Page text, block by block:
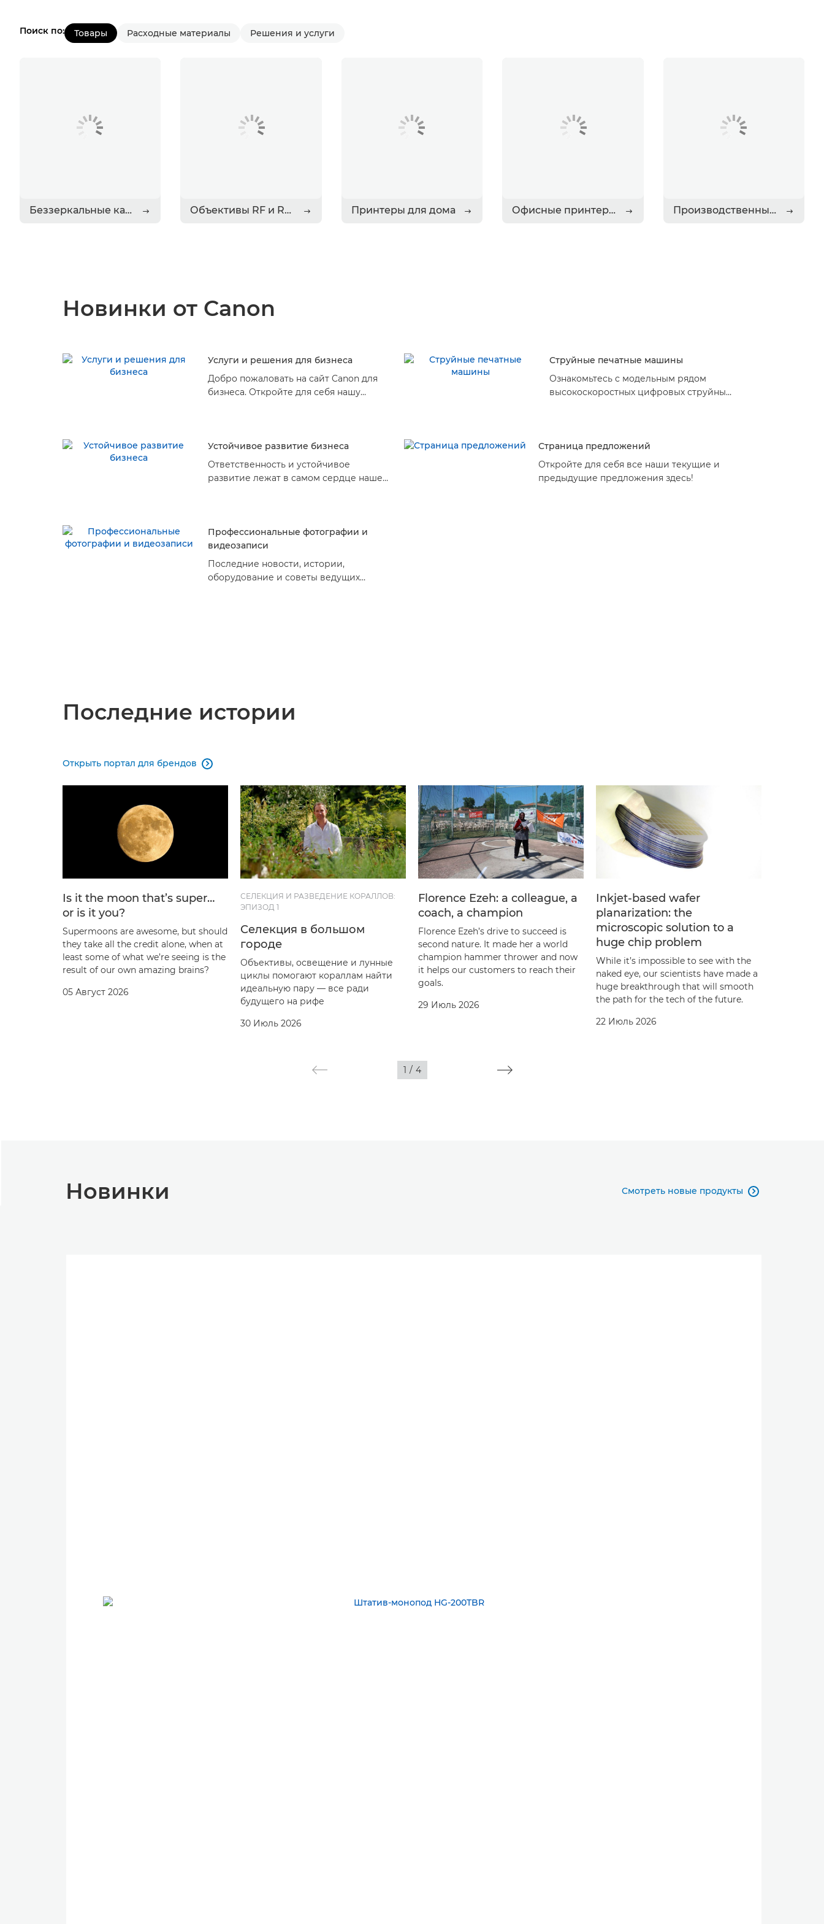
Поиск по: Товары Расходные материалы Решения и услуги
Беззеркальные камеры Объективы RF и RF-S Принтеры для дома Офисные принтеры Производственные принтеры
Новинки от Canon
Услуги и решения для бизнеса
Добро пожаловать на сайт Canon для
бизнеса. Откройте для себя нашу
вариант!
Струйные печатные машины
Ознакомьтесь с модельным рядом
высокоскоростных цифровых струйных
решения для высококачественной
печати от лидера рынка
Устойчивое развитие бизнеса
Ответственность и устойчивое
развитие лежат в самом сердце нашей
Страница предложений
Откройте для себя все наши текущие и
предыдущие предложения здесь!
Профессиональные фотографии и
видеозаписи
Последние новости, истории,
оборудование и советы ведущих
Последние истории
Открыть портал для брендов 
Is it the moon that’s super…
or is it you?
Supermoons are awesome, but should
they take all the credit alone, when at
least some of what we’re seeing is the
result of our own amazing brains?
05 Август 2026
СЕЛЕКЦИЯ И РАЗВЕДЕНИЕ КОРАЛЛОВ:
ЭПИЗОД 1
Селекция в большом
городе
Объективы, освещение и лунные
циклы помогают кораллам найти
идеальную пару — все ради
будущего на рифе
30 Июль 2026
Florence Ezeh: a colleague, a
coach, a champion
Florence Ezeh’s drive to succeed is
second nature. It made her a world
champion hammer thrower and now
it helps our customers to reach their
goals.
29 Июль 2026
Inkjet-based wafer
planarization: the
microscopic solution to a
huge chip problem
While it’s impossible to see with the
naked eye, our scientists have made a
huge breakthrough that will smooth
the path for the tech of the future.
22 Июль 2026
1 / 4
Новинки Смотреть новые продукты 